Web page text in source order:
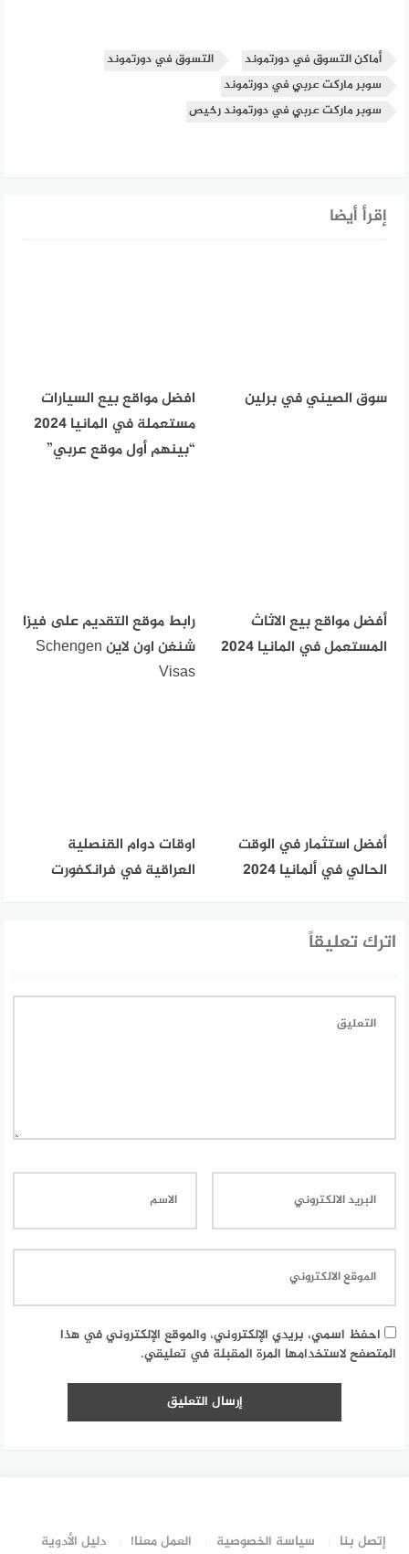
أماكن التسوق في دورتموند
التسوق في دورتموند
سوبر ماركت عربي في دورتموند
سوبر ماركت عربي في دورتموند رخيص
إقرأ أيضا
سوق الصيني في برلين
افضل مواقع بيع السيارات
مستعملة في المانيا 2024
“بينهم أول موقع عربي”
أفضل مواقع بيع الاثاث
المستعمل في المانيا 2024
رابط موقع التقديم على فيزا
شنغن اون لاين Schengen
Visas
أفضل استثمار في الوقت
الحالي في ألمانيا 2024
اوقات دوام القنصلية
العراقية في فرانكفورت
اترك تعليقاً
احفظ اسمي، بريدي الإلكتروني، والموقع الإلكتروني في هذا
المتصفح لاستخدامها المرة المقبلة في تعليقي.
إتصل بنا سياسة الخصوصية العمل معنا! دليل الأدوية